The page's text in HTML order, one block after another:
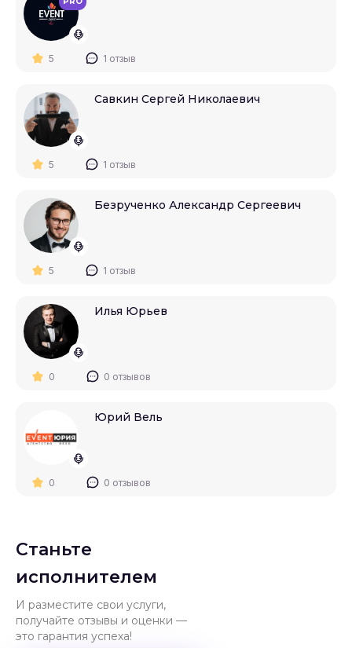
5 1 отзыв
Савкин Сергей Николаевич
5 1 отзыв
Безрученко Александр Сергеевич
5 1 отзыв
Илья Юрьев
0 0 отзывов
Юрий Вель
0 0 отзывов
Станьте
исполнителем
И разместите свои услуги,
получайте отзывы и оценки —
это гарантия успеха!